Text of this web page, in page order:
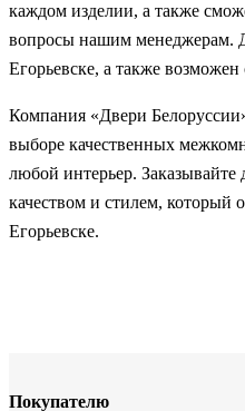
каждом изделии, а также
вопросы нашим менеджерам.
Егорьевске, а также
Компания «Двери
выборе качественных
любой интерьер. Заказывайте
качеством и стилем, который
Егорьевске.
Покупателю